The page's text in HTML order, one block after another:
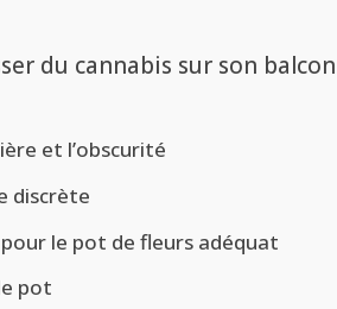
du cannabis sur son
et l’obscurité
discrète
le pot de fleurs adéquat
pot